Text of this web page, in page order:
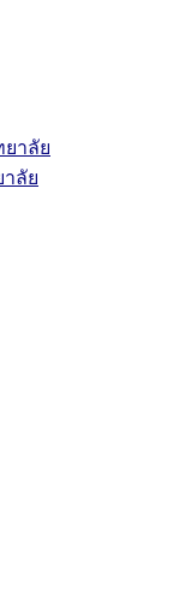
าลัย
ลัย